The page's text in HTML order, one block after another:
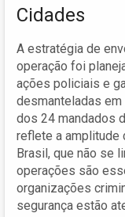
Cidades
A estratégia de
operação foi
ações policiais e
desmanteladas
dos 24 mandados
reflete a amplitude
Brasil, que não se
operações são
organizações
segurança estão